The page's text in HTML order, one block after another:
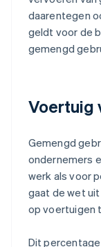
daarentegen
geldt voor de
gemengd
Voertuig
Gemengd
ondernemers
werk als voor
gaat de wet
op voertuigen
Dit